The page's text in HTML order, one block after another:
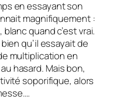
en essayant son
magnifiquement :
quand c’est vrai.
qu’il essayait de
multiplication en
hasard. Mais bon,
soporifique, alors